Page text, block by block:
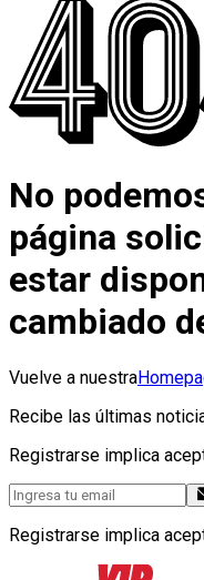
No
página
estar
cambiado
Vuelve a nuestra
Recibe las últimas
Registrarse implica
Registrarse implica